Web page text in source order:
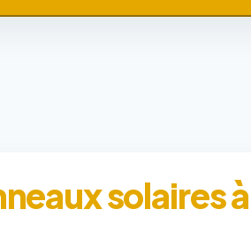
solaires